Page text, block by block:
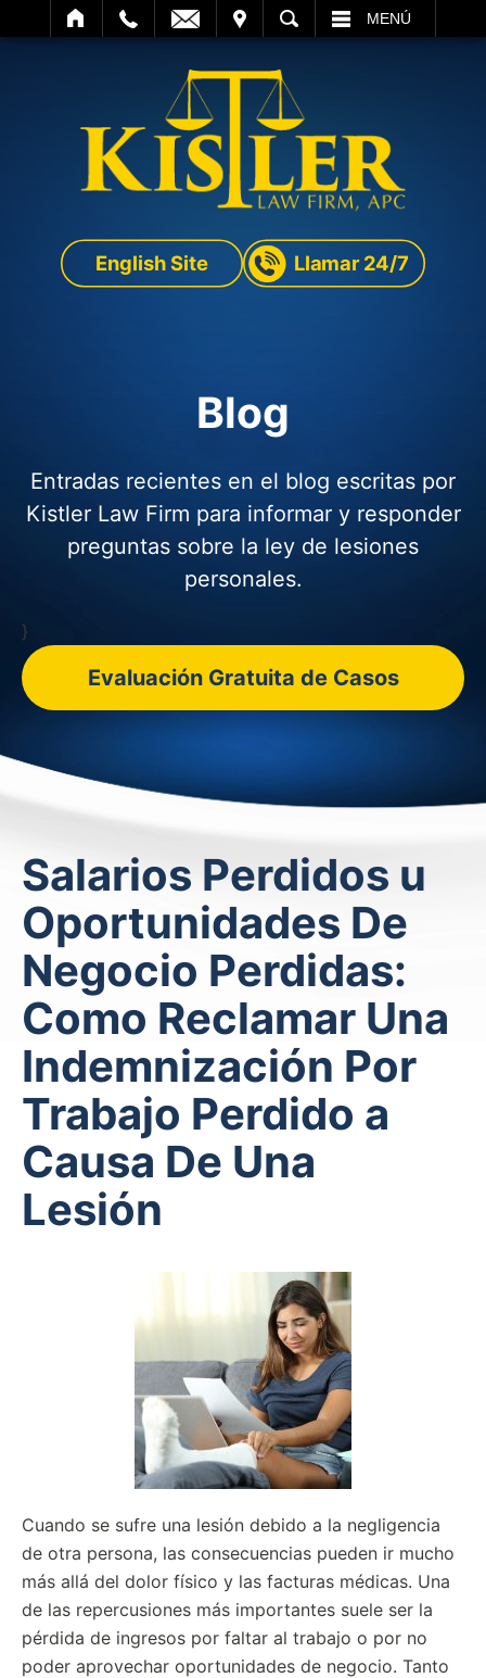
BUSCAR MENÚ
English Site Llamar 24/7
Blog
Entradas recientes en el blog escritas por
Kistler Law Firm para informar yresponder
preguntas sobre la ley de lesiones
personales.
}
Evaluación Gratuita de Casos
Salarios Perdidos u
Oportunidades De
Negocio Perdidas:
Como Reclamar Una
Indemnización Por
Trabajo Perdido a
Causa De Una
Lesión
Cuando se sufre una lesión debido a la negligencia
de otra persona, las consecuencias pueden ir mucho
más allá del dolor físico y las facturas médicas. Una
de las repercusiones más importantes suele ser la
pérdida de ingresos por faltar al trabajo o por no
poder aprovechar oportunidades de negocio. Tanto